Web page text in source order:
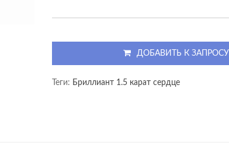
ДОБАВИТЬ К ЗАПРОСУ
Теги: Бриллиант 1.5 карат сердце